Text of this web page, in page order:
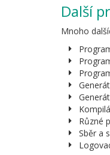
Další
Mnoho
Různé
Sběr a